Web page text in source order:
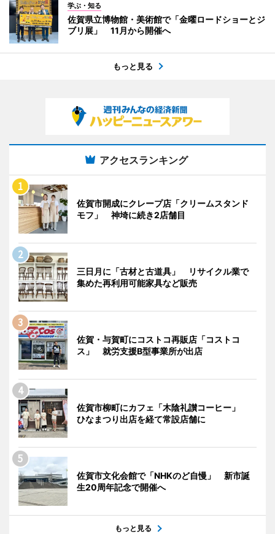
学ぶ・知る
佐賀県立博物館・美術館で「金曜ロードショーとジ
ブリ展」 11月から開催へ
もっと見る
アクセスランキング
佐賀市開成にクレープ店「クリームスタンド
モフ」 神埼に続き2店舗目
三日月に「古材と古道具」 リサイクル業で
集めた再利用可能家具など販売
佐賀・与賀町にコストコ再販店「コストコ
ス」 就労支援B型事業所が出店
佐賀市柳町にカフェ「木陰礼讃コーヒー」
ひなまつり出店を経て常設店舗に
佐賀市文化会館で「NHKのど自慢」 新市誕
生20周年記念で開催へ
もっと見る